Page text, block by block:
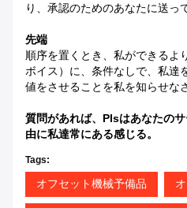
り、承認のためのあなたに送っ
先端
順序を置くとき、私ができるよ
ボイス）に、条件なしで、私達
値をさせることを私を知らせな
質問があれば、plsはあなたの
由に私達常にある感じる。
Tags:
オフセット機械予備品